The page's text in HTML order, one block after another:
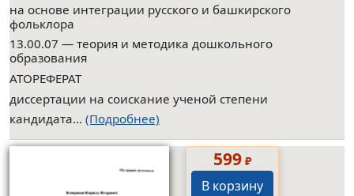
на основе интеграции русского и башкирского
фольклора
13.00.07 — теория и методика дошкольного
образования
АТОРЕФЕРАТ
диссертации на соискание ученой степени
кандидата... (Подробнее)
599₽
В корзину